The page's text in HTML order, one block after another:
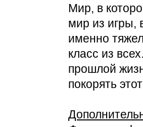
Мир, в
мир из игры,
именно
класс из
прошлой
покорять